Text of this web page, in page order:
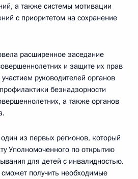
а также системы мотивации
с приоритетом на сохранение
расширенное заседание
и защите их прав
руководителей органов
безнадзорности
а также органов
из первых регионов, который
Уполномоченного по открытию
для детей с инвалидностью.
получить необходимые